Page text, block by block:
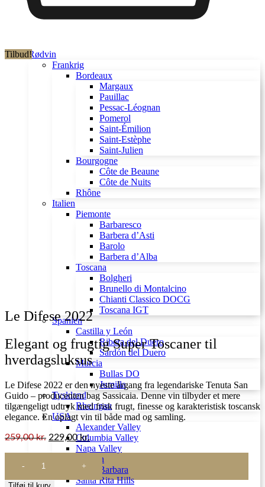
Rødvin
Frankrig
Bordeaux
Margaux
Pauillac
Pessac-Léognan
Pomerol
Saint-Émilion
Saint-Estèphe
Saint-Julien
Bourgogne
Côte de Beaune
Côte de Nuits
Rhône
Italien
Piemonte
Barbaresco
Barbera d’Asti
Barolo
Barbera d’Alba
Toscana
Bolgheri
Brunello di Montalcino
Chianti Classico DOCG
Toscana IGT
Spanien
Castilla y León
Ribera del Duero
Sardón del Duero
Murcia
Bullas DO
Jumilla
Tyskland
Rheingau
USA
Alexander Valley
Columbia Valley
Napa Valley
Oregon
Santa Barbara
Santa Rita Hills
Tilbud!
Le Difese 2022
Elegant og frugtig Super Toscaner til
hverdagsluksus
Le Difese 2022 er den nyeste årgang fra legendariske Tenuta San
Guido – producenten bag Sassicaia. Denne vin tilbyder et mere
tilgængeligt udtryk med frisk frugt, finesse og karakteristisk toscansk
elegance. En oplagt vin til både mad og samling.
259,00kr. 229,00kr.
Difese
2022